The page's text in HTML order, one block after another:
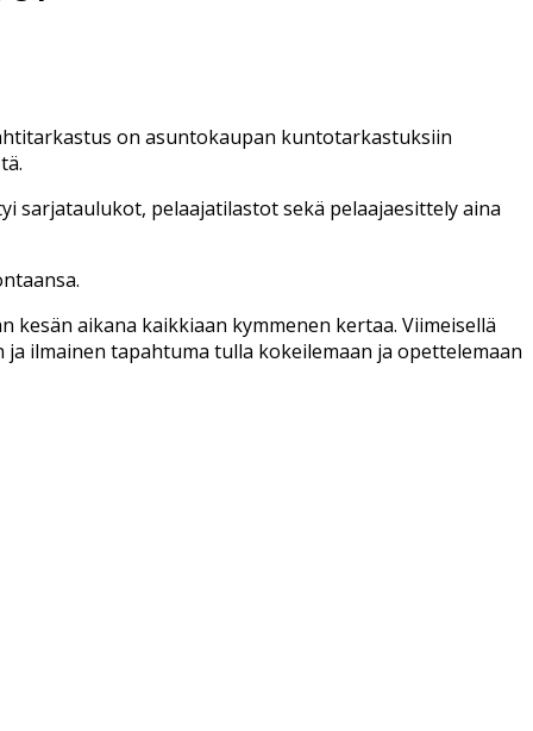
on asuntokaupan kuntotarkastuksiin
sarjataulukot, pelaajatilastot sekä pelaajaesittely aina
aikana kaikkiaan kymmenen kertaa. Viimeisellä
ilmainen tapahtuma tulla kokeilemaan ja opettelemaan